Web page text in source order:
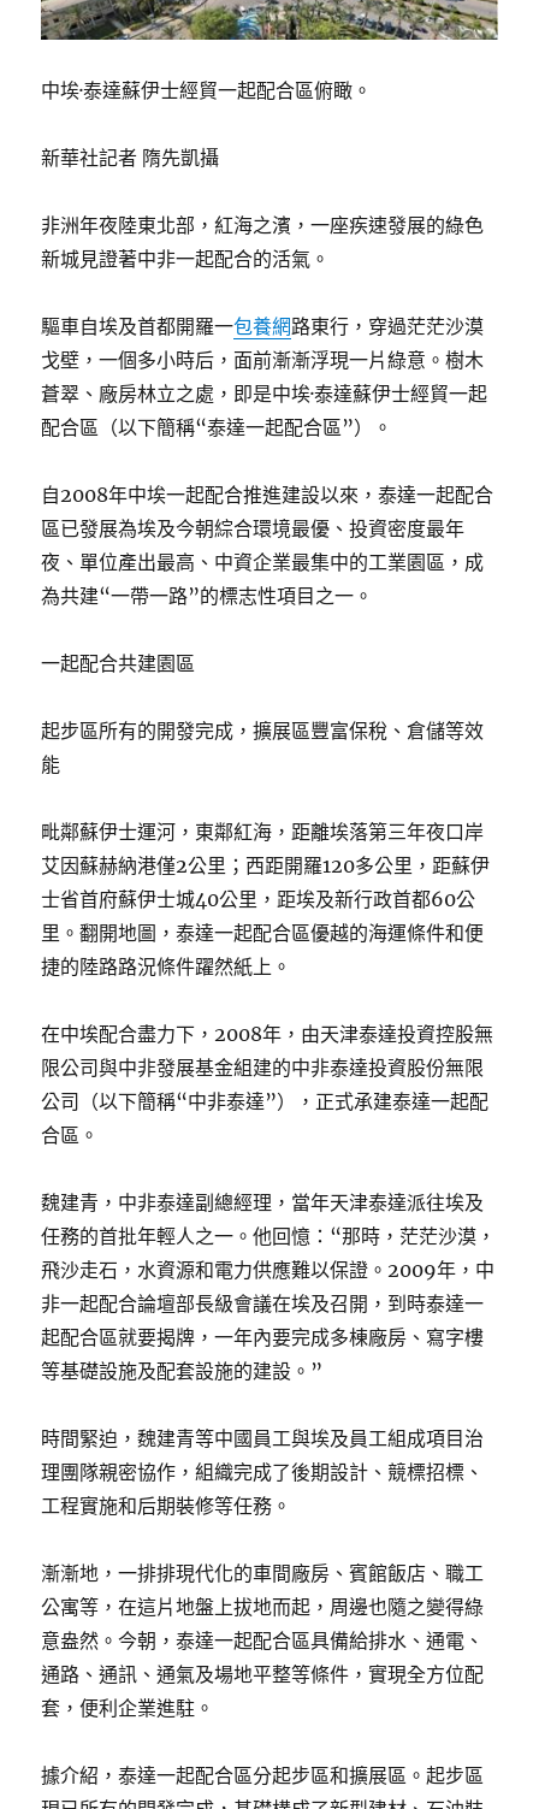
中埃·泰達蘇伊士經貿一起配合區俯瞰。
新華社記者 隋先凱攝
非洲年夜陸東北部，紅海之濱，一座疾速發展的綠色
新城見證著中非一起配合的活氣。
驅車自埃及首都開羅一包養網路東行，穿過茫茫沙漠
戈壁，一個多小時后，面前漸漸浮現一片綠意。樹木
蒼翠、廠房林立之處，即是中埃·泰達蘇伊士經貿一起
配合區（以下簡稱“泰達一起配合區”）。
自2008年中埃一起配合推進建設以來，泰達一起配合
區已發展為埃及今朝綜合環境最優、投資密度最年
夜、單位產出最高、中資企業最集中的工業園區，成
為共建“一帶一路”的標志性項目之一。
一起配合共建園區
起步區所有的開發完成，擴展區豐富保稅、倉儲等效
能
毗鄰蘇伊士運河，東鄰紅海，距離埃落第三年夜口岸
艾因蘇赫納港僅2公里；西距開羅120多公里，距蘇伊
士省首府蘇伊士城40公里，距埃及新行政首都60公
里。翻開地圖，泰達一起配合區優越的海運條件和便
捷的陸路路況條件躍然紙上。
在中埃配合盡力下，2008年，由天津泰達投資控股無
限公司與中非發展基金組建的中非泰達投資股份無限
公司（以下簡稱“中非泰達”），正式承建泰達一起配
合區。
魏建青，中非泰達副總經理，當年天津泰達派往埃及
任務的首批年輕人之一。他回憶：“那時，茫茫沙漠，
飛沙走石，水資源和電力供應難以保證。2009年，中
非一起配合論壇部長級會議在埃及召開，到時泰達一
起配合區就要揭牌，一年內要完成多棟廠房、寫字樓
等基礎設施及配套設施的建設。”
時間緊迫，魏建青等中國員工與埃及員工組成項目治
理團隊親密協作，組織完成了後期設計、競標招標、
工程實施和后期裝修等任務。
漸漸地，一排排現代化的車間廠房、賓館飯店、職工
公寓等，在這片地盤上拔地而起，周邊也隨之變得綠
意盎然。今朝，泰達一起配合區具備給排水、通電、
通路、通訊、通氣及場地平整等條件，實現全方位配
套，便利企業進駐。
據介紹，泰達一起配合區分起步區和擴展區。起步區